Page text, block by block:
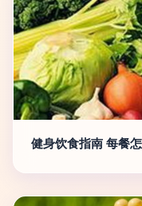
健身饮食指南 每餐